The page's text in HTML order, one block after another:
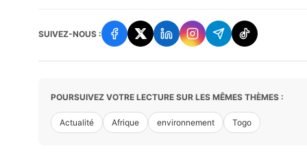
SUIVEZ-NOUS :
POURSUIVEZ VOTRE LECTURE SUR LES MÊMES THÈMES :
Actualité Afrique environnement Togo